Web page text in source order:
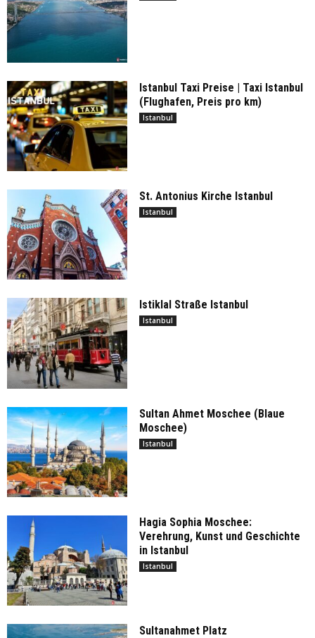
Istanbul Taxi Preise | Taxi Istanbul
(Flughafen, Preis pro km)
Istanbul
St. Antonius Kirche Istanbul
Istanbul
Istiklal Straße Istanbul
Istanbul
Sultan Ahmet Moschee (Blaue
Moschee)
Istanbul
Hagia Sophia Moschee:
Verehrung, Kunst und Geschichte
in Istanbul
Istanbul
Sultanahmet Platz